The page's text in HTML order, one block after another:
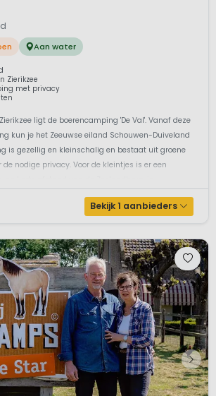
Aan water
Zierikzee
met privacy
ligt de boerencamping 'De Val'. Vanaf deze
kun je het Zeeuwse eiland Schouwen-Duiveland
is gezellig en kleinschalig en bestaat uit groene
nodige privacy. Voor de kleintjes is er een
Bekijk 1 aanbieders